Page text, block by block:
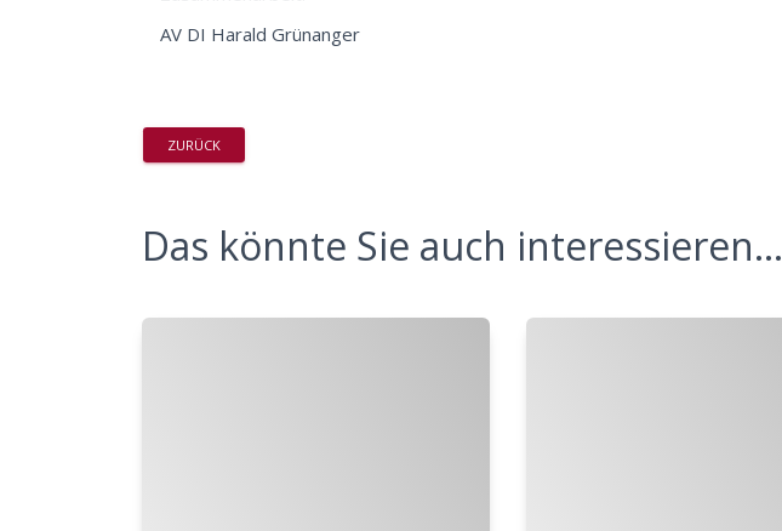
AV DI Harald Grünanger
ZURÜCK
Das könnte Sie auch interessieren...